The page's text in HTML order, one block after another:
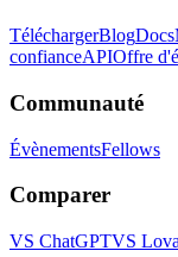
TéléchargerBlogDocs
confianceAPIOffre
Communauté
ÉvènementsFellows
Comparer
VS ChatGPTVS